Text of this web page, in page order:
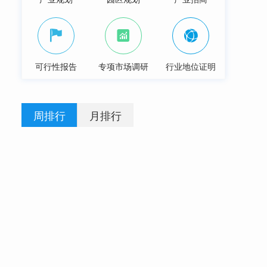
可行性报告 专项市场调研 行业地位证明
周排行 月排行